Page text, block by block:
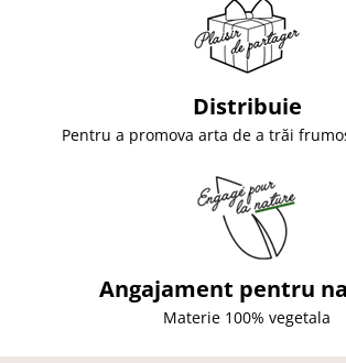
Distribuie
Pentru a promova arta de a trăi
Angajament pentru
Materie 100% vegetala